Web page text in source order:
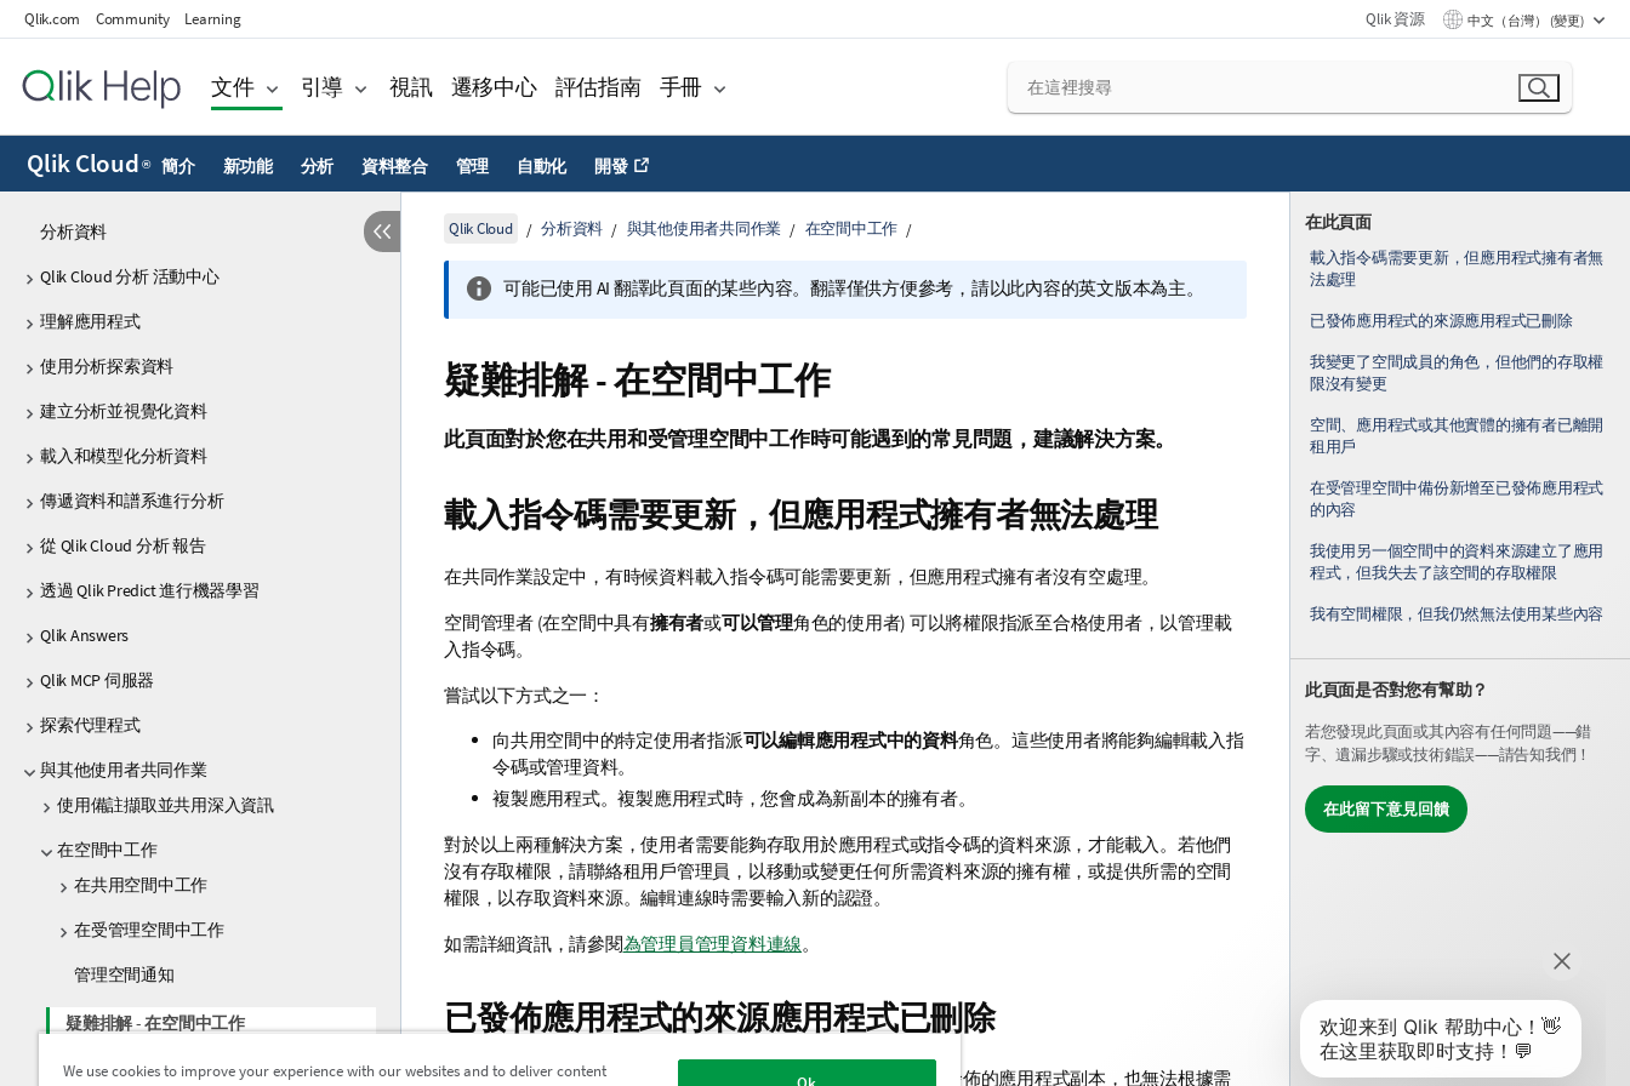
Qlik.com Community Learning Qlik 資源 中文（台灣） (變更)
文件 引導 視訊 遷移中心 評估指南 手冊
Qlik Cloud ® 簡介 新功能 分析 資料整合 管理 自動化 開發
分析資料
Qlik Cloud 分析 活動中心
理解應用程式
使用分析探索資料
建立分析並視覺化資料
載入和模型化分析資料
傳遞資料和譜系進行分析
從 Qlik Cloud 分析 報告
透過 Qlik Predict 進行機器學習
Qlik Answers
Qlik MCP 伺服器
探索代理程式
與其他使用者共同作業
使用備註擷取並共用深入資訊
在空間中工作
在共用空間中工作
在受管理空間中工作
管理空間通知
疑難排解 - 在空間中工作
授予工作表、工作表群組、書籤和故事的存
在此頁面
載入指令碼需要更新，但應用程式擁有者無
法處理
已發佈應用程式的來源應用程式已刪除
我變更了空間成員的角色，但他們的存取權
限沒有變更
空間、應用程式或其他實體的擁有者已離開
租用戶
在受管理空間中備份新增至已發佈應用程式
的內容
我使用另一個空間中的資料來源建立了應用
程式，但我失去了該空間的存取權限
我有空間權限，但我仍然無法使用某些內容
此頁面是否對您有幫助？
若您發現此頁面或其內容有任何問題——錯
字、遺漏步驟或技術錯誤——請告知我們！
在此留下意見回饋
Qlik Cloud 分析資料 與其他使用者共同作業 在空間中工作
可能已使用 AI 翻譯此頁面的某些內容。翻譯僅供方便參考，請以此內容的英文版本為主。
疑難排解 - 在空間中工作
此頁面對於您在共用和受管理空間中工作時可能遇到的常見問題，建議解決方案。
載入指令碼需要更新，但應用程式擁有者無法處理
在共同作業設定中，有時候資料載入指令碼可能需要更新，但應用程式擁有者沒有空處理。
空間管理者 (在空間中具有擁有者或可以管理角色的使用者) 可以將權限指派至合格使用者，以管理載
入指令碼。
嘗試以下方式之一：
向共用空間中的特定使用者指派可以編輯應用程式中的資料角色。這些使用者將能夠編輯載入指
令碼或管理資料。
複製應用程式。複製應用程式時，您會成為新副本的擁有者。
對於以上兩種解決方案，使用者需要能夠存取用於應用程式或指令碼的資料來源，才能載入。若他們
沒有存取權限，請聯絡租用戶管理員，以移動或變更任何所需資料來源的擁有權，或提供所需的空間
權限，以存取資料來源。編輯連線時需要輸入新的認證。
如需詳細資訊，請參閱為管理員管理資料連線。
已發佈應用程式的來源應用程式已刪除
若刪除了受管理空間中應用程式的來源應用程式，則無法更新已發佈的應用程式副本，也無法根據需
We use cookies to improve your experience with our websites and to deliver content